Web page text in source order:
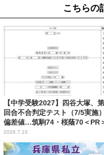
こちらの
【中学受験2027】四谷大塚、
回合不合判定テスト（7/5実施）
偏差値…筑駒74・桜蔭70＜PR
2026.7.10